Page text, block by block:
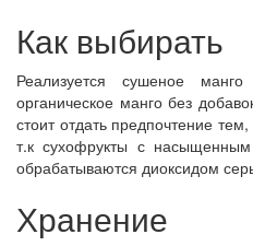
Как выбирать
Реализуется сушеное
органическое манго без
стоит отдать предпочтение
т.к сухофрукты с
обрабатываются диоксидом
Хранение